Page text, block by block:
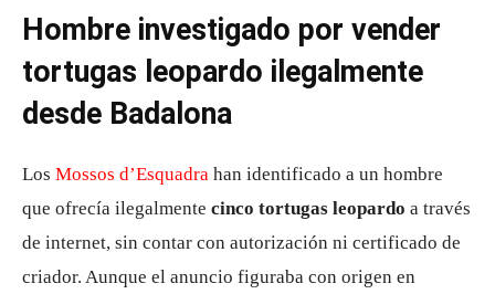
Hombre investigado por vender
tortugas leopardo ilegalmente
desde Badalona
Los Mossos d’Esquadra han identificado a un hombre
que ofrecía ilegalmente cinco tortugas leopardo a través
de internet, sin contar con autorización ni certificado de
criador. Aunque el anuncio figuraba con origen en